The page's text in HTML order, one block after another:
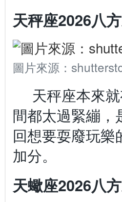
天秤座2026八
圖片來源：
天秤座本來
間都太過緊繃，
回想要耍廢玩樂
加分。
天蠍座2026八